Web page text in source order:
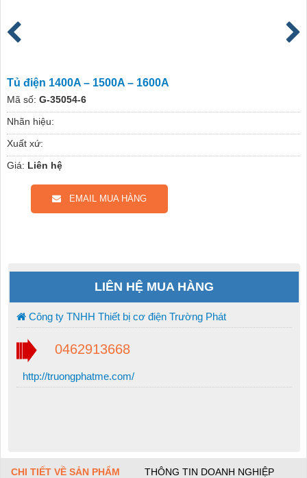
Tủ điện 1400A – 1500A – 1600A
Mã số: G-35054-6
Nhãn hiệu:
Xuất xứ:
Giá: Liên hệ
EMAIL MUA HÀNG
LIÊN HỆ MUA HÀNG
Công ty TNHH Thiết bị cơ điện Trường Phát
0462913668
http://truongphatme.com/
CHI TIẾT VỀ SẢN PHẨM THÔNG TIN DOANH NGHIỆP